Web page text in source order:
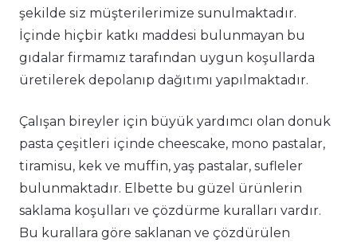
şekilde siz müşterilerimize sunulmaktadır.
İçinde hiçbir katkı maddesi bulunmayan bu
gıdalar firmamız tarafından uygun koşullarda
üretilerek depolanıp dağıtımı yapılmaktadır.
Çalışan bireyler için büyük yardımcı olan donuk
pasta çeşitleri içinde cheescake, mono pastalar,
tiramisu, kek ve muffin, yaş pastalar, sufleler
bulunmaktadır. Elbette bu güzel ürünlerin
saklama koşulları ve çözdürme kuralları vardır.
Bu kurallara göre saklanan ve çözdürülen